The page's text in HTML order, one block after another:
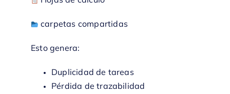
carpetas compartidas
Esto genera:
Duplicidad de tareas
Pérdida de trazabilidad